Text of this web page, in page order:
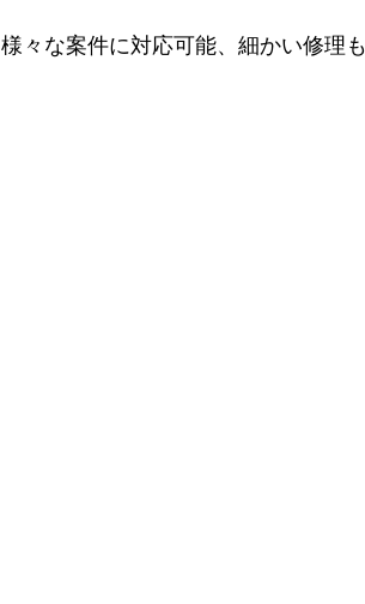
様々な案件に対応可能、細かい修理